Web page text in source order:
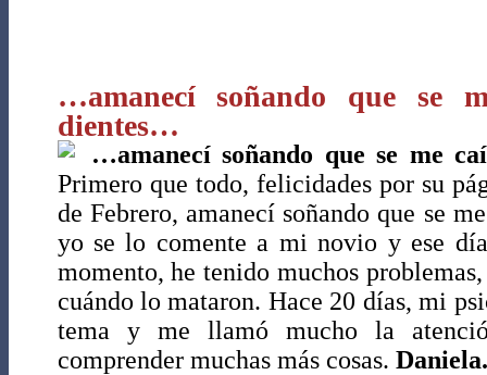
…amanecí soñando que se
dientes…
…amanecí soñando que se me
Primero que todo, felicidades por su
de Febrero, amanecí soñando que se
yo se lo comente a mi novio y ese
momento, he tenido muchos
cuándo lo mataron. Hace 20 días, mi
tema y me llamó mucho la
comprender muchas más cosas.